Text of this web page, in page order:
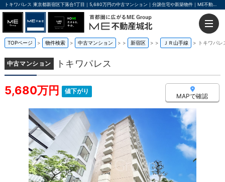
トキワパレス 東京都新宿区下落合1丁目｜5,680万円の中古マンション｜分譲住宅や新築物件｜ME不動産城北
TOPページ 物件検索 中古マンション > 新宿区 > ＪＲ山手線 トキワパレ
中古マンション トキワパレス
5,680万円 値下がり
MAPで確認